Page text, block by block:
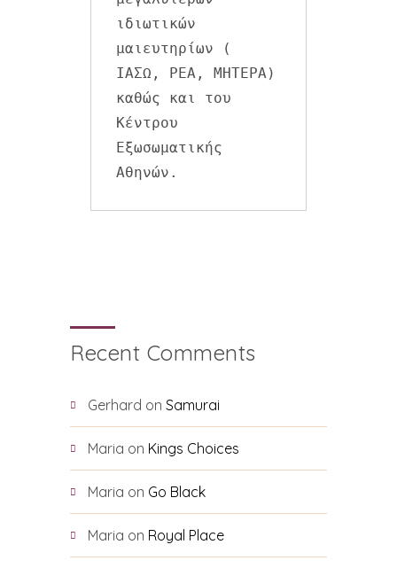
ιδιωτικών
μαιευτηρίων (
ΙΑΣΩ, ΡΕΑ, ΜΗΤΕΡΑ)
καθώς και του
Κέντρου
Εξωσωματικής
Αθηνών.
Recent Comments
Gerhard on Samurai
Maria on Kings Choices
Maria on Go Black
Maria on Royal Place